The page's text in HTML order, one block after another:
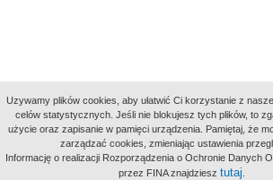
aktywności
Uzywamy plików cookies, aby ułatwić Ci korzystanie z
celów statystycznych. Jeśli nie blokujesz tych plików, to
użycie oraz zapisanie w pamięci urządzenia. Pamiętaj, że
zarządzać cookies, zmieniając ustawienia
Informację o realizacji Rozporządzenia o Ochronie Danych
przez FINA znajdziesz tutaj